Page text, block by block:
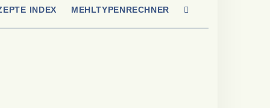
INDEX MEHLTYPENRECHNER